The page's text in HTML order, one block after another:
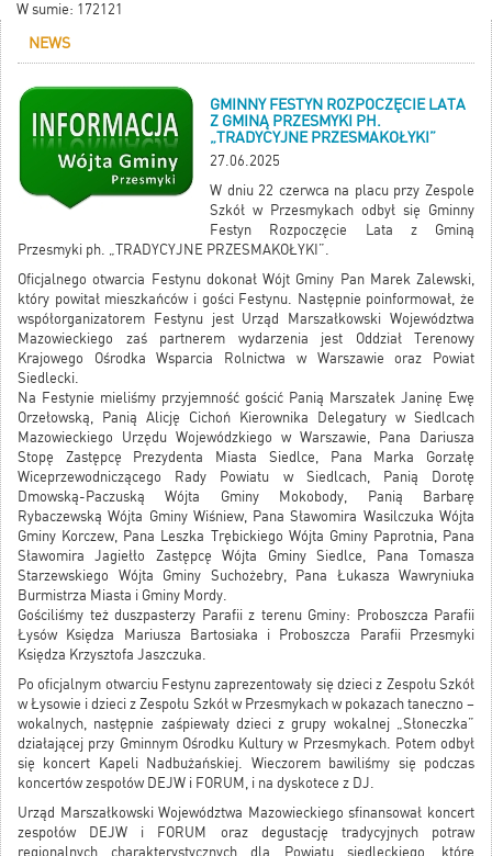
W sumie: 172121
NEWS
GMINNY FESTYN ROZPOCZĘCIE LATA
Z GMINĄ PRZESMYKI PH.
„TRADYCYJNE PRZESMAKOŁYKI”
27.06.2025
W dniu 22 czerwca na placu przy Zespole
Szkół w Przesmykach odbył się Gminny
Festyn Rozpoczęcie Lata z Gminą
Przesmyki ph. „TRADYCYJNE PRZESMAKOŁYKI”.
Oficjalnego otwarcia Festynu dokonał Wójt Gminy Pan Marek Zalewski,
który powitał mieszkańców i gości Festynu. Następnie poinformował, że
współorganizatorem Festynu jest Urząd Marszałkowski Województwa
Mazowieckiego zaś partnerem wydarzenia jest Oddział Terenowy
Krajowego Ośrodka Wsparcia Rolnictwa w Warszawie oraz Powiat
Siedlecki.
Na Festynie mieliśmy przyjemność gościć Panią Marszałek Janinę Ewę
Orzełowską, Panią Alicję Cichoń Kierownika Delegatury w Siedlcach
Mazowieckiego Urzędu Wojewódzkiego w Warszawie, Pana Dariusza
Stopę Zastępcę Prezydenta Miasta Siedlce, Pana Marka Gorzałę
Wiceprzewodniczącego Rady Powiatu w Siedlcach, Panią Dorotę
Dmowską-Paczuską Wójta Gminy Mokobody, Panią Barbarę
Rybaczewską Wójta Gminy Wiśniew, Pana Sławomira Wasilczuka Wójta
Gminy Korczew, Pana Leszka Trębickiego Wójta Gminy Paprotnia, Pana
Sławomira Jagiełło Zastępcę Wójta Gminy Siedlce, Pana Tomasza
Starzewskiego Wójta Gminy Suchożebry, Pana Łukasza Wawryniuka
Burmistrza Miasta i Gminy Mordy.
Gościliśmy też duszpasterzy Parafii z terenu Gminy: Proboszcza Parafii
Łysów Księdza Mariusza Bartosiaka i Proboszcza Parafii Przesmyki
Księdza Krzysztofa Jaszczuka.
Po oficjalnym otwarciu Festynu zaprezentowały się dzieci z Zespołu Szkół
w Łysowie i dzieci z Zespołu Szkół w Przesmykach w pokazach taneczno –
wokalnych, następnie zaśpiewały dzieci z grupy wokalnej „Słoneczka”
działającej przy Gminnym Ośrodku Kultury w Przesmykach. Potem odbył
się koncert Kapeli Nadbużańskiej. Wieczorem bawiliśmy się podczas
koncertów zespołów DEJW i FORUM, i na dyskotece z DJ.
Urząd Marszałkowski Województwa Mazowieckiego sfinansował koncert
zespołów DEJW i FORUM oraz degustację tradycyjnych potraw
regionalnych charakterystycznych dla Powiatu siedleckiego, które